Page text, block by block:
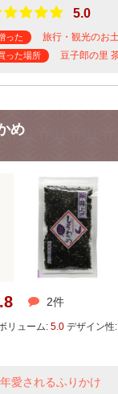
5.0
った 旅行・観光のお
った場所 豆子郎の里
め
2件
リューム: 5.0 デザイン性:
愛されるふりかけ